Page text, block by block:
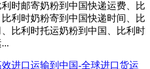
时邮寄奶粉到中国快递运费、比
利时奶粉寄到中国快递时间、比
比利时托运奶粉到中国、比利时